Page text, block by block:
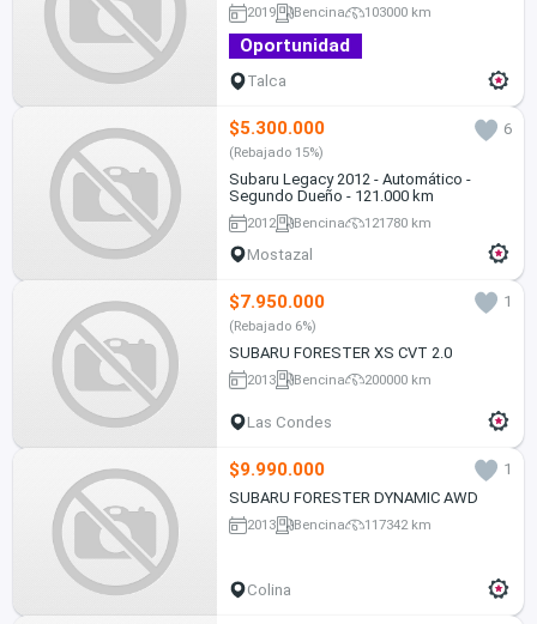
2019 Bencina 103000 km
Oportunidad
Talca
$5.300.000 6
(Rebajado 15%)
Subaru Legacy 2012 - Automático -
Segundo Dueño - 121.000 km
2012 Bencina 121780 km
Mostazal
$7.950.000 1
(Rebajado 6%)
SUBARU FORESTER XS CVT 2.0
2013 Bencina 200000 km
Las Condes
$9.990.000
1
SUBARU FORESTER DYNAMIC AWD
2013 Bencina 117342 km
Colina